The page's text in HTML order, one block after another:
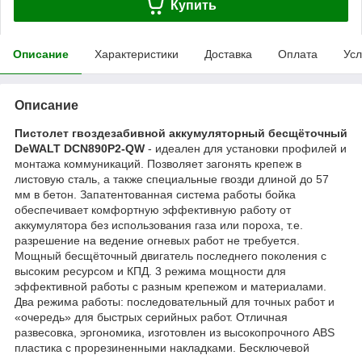
Купить
Описание Характеристики Доставка Оплата
Описание
Пистолет гвоздезабивной аккумуляторный бесщёточный
DeWALT DCN890P2-QW - идеален для установки профилей и
монтажа коммуникаций. Позволяет загонять крепеж в
листовую сталь, а также специальные гвозди длиной до 57
мм в бетон. Запатентованная система работы бойка
обеспечивает комфортную эффективную работу от
аккумулятора без использования газа или пороха, т.е.
разрешение на ведение огневых работ не требуется.
Мощный бесщёточный двигатель последнего поколения с
высоким ресурсом и КПД. 3 режима мощности для
эффективной работы с разным крепежом и материалами.
Два режима работы: последовательный для точных работ и
«очередь» для быстрых серийных работ. Отличная
развесовка, эргономика, изготовлен из высокопрочного ABS
пластика с прорезиненными накладками. Бесключевой